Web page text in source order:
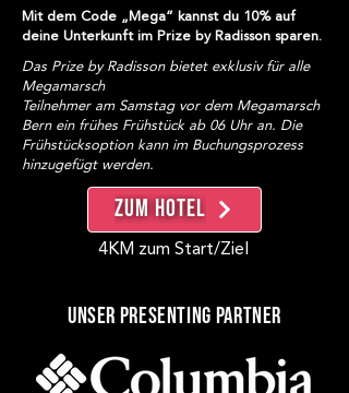
Mit dem Code „Mega“ kannst du 10% auf
deine Unterkunft im Prize by Radisson sparen.
Das Prize by Radisson bietet exklusiv für alle
Megamarsch
Teilnehmer am Samstag vor dem Megamarsch
Bern ein frühes Frühstück ab 06 Uhr an. Die
Frühstücksoption kann im Buchungsprozess
hinzugefügt werden.
Zum Hotel
4KM zum Start/Ziel
Unser Presenting Partner